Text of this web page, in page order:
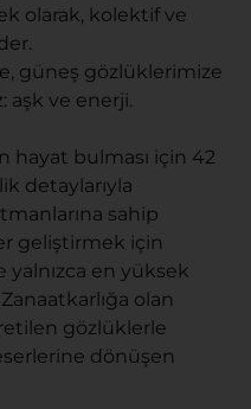
olarak, kolektif ve
güneş gözlüklerimize
aşk ve enerji.
hayat bulması için 42
detaylarıyla
sahip
geliştirmek için
yalnızca en yüksek
olan
gözlüklerle
dönüşen